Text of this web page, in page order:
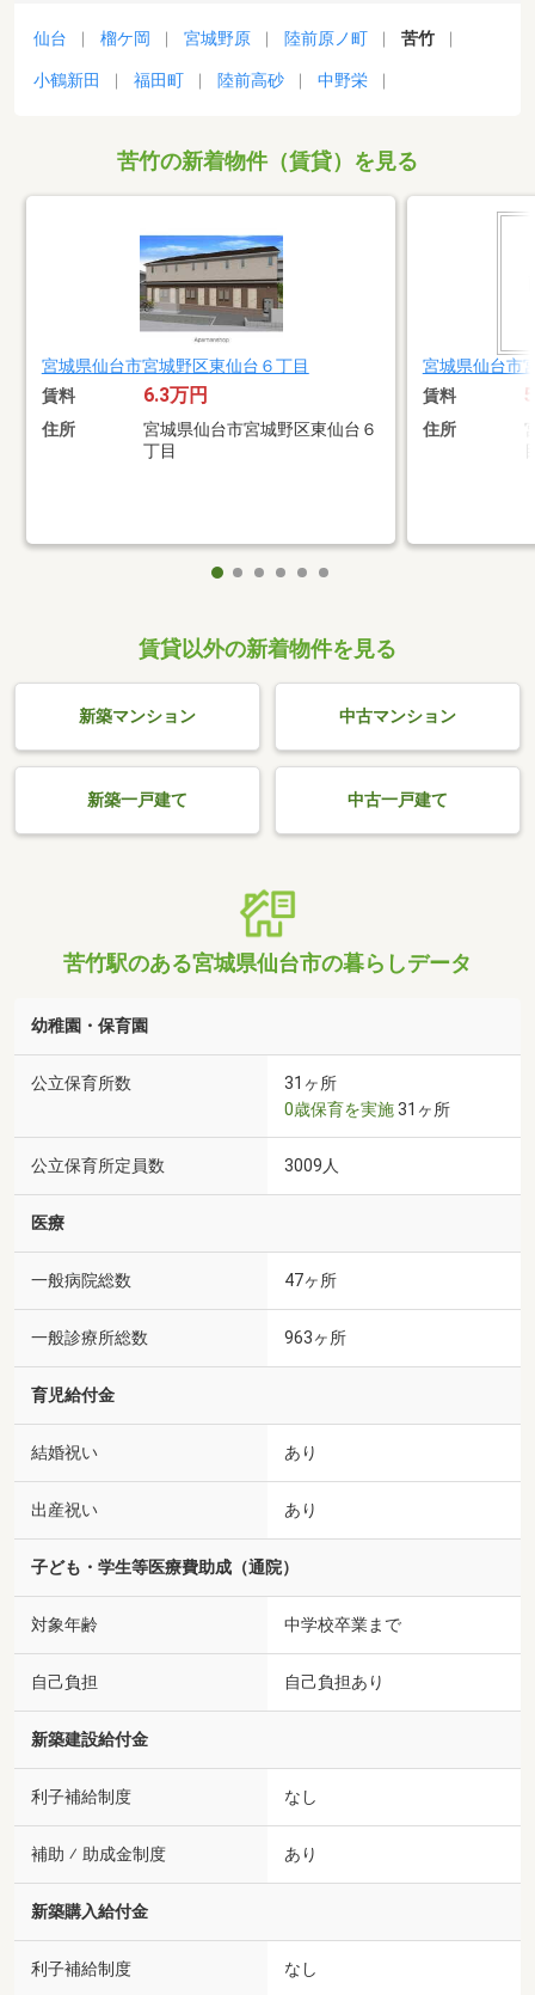
仙台 榴ケ岡 宮城野原 陸前原ノ町 苦竹
小鶴新田 福田町 陸前高砂 中野栄
苦竹の新着物件（賃貸）を見る
宮城県仙台市宮城野区東仙台６丁目
賃料 6.3万円
住所
宮城県仙台市宮城野区東仙台６
丁目
宮城県仙台市
賃料
住所
賃貸以外の新着物件を見る
新築マンション 中古マンション
新築一戸建て 中古一戸建て
苦竹駅のある宮城県仙台市の暮らしデータ
幼稚園・保育園
公立保育所数
31ヶ所
0歳保育を実施31ヶ所
公立保育所定員数 3009人
医療
一般病院総数 47ヶ所
一般診療所総数 963ヶ所
育児給付金
結婚祝い あり
出産祝い あり
子ども・学生等医療費助成（通院）
対象年齢 中学校卒業まで
自己負担 自己負担あり
新築建設給付金
利子補給制度 なし
補助 ⁄ 助成金制度 あり
新築購入給付金
利子補給制度 なし